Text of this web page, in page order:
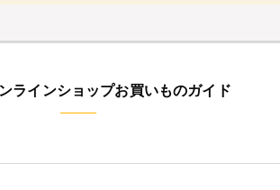
ラインショップお買いものガイド